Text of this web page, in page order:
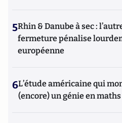
5Rhin & Danube à sec :
fermeture pénalise
européenne
6L’étude américaine qui
(encore) un génie en maths